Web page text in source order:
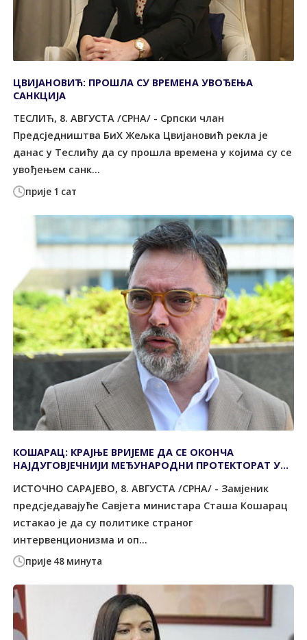
прије 1 сат
ЦВИЈАНОВИЋ: ПРОШЛА СУ ВРЕМЕНА УВОЂЕЊА
САНКЦИЈА
ТЕСЛИЋ, 8. АВГУСТА /СРНА/ - Српски члан
Предсједништва БиХ Жељка Цвијановић рекла је
данас у Теслићу да су прошла времена у којима су се
увођењем санк...
прије 48 минута
КОШАРАЦ: КРАЈЊЕ ВРИЈЕМЕ ДА СЕ ОКОНЧА
НАЈДУГОВЈЕЧНИЈИ МЕЂУНАРОДНИ ПРОТЕКТОРАТ У
ИСТОЧНО САРАЈЕВО, 8. АВГУСТА /СРНА/ - Замјеник
предсједавајуће Савјета министара Сташа Кошарац
истакао је да су политике страног
интервенционизма и оп...